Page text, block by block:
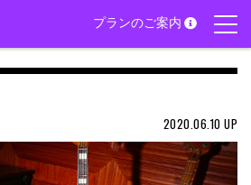
プランのご案内
2020.06.10 UP